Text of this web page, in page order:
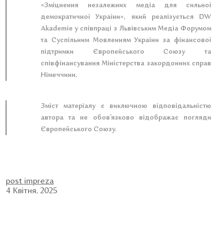
«Зміцнення незалежних медіа для сильної
демократичної України», який реалізується DW
Akademie у співпраці з Львівським Медіа Форумом
та Суспільним Мовленням України за фінансової
підтримки Європейського Союзу та
співфінансування Міністерства закордонних справ
Німеччини.
Зміст матеріалу є виключною відповідальністю
автора та не обов’язково відображає погляди
Європейського Союзу.
post impreza
4 Квітня, 2025